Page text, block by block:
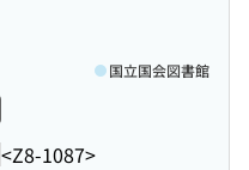
<Z8-1087>
国立国会図書館